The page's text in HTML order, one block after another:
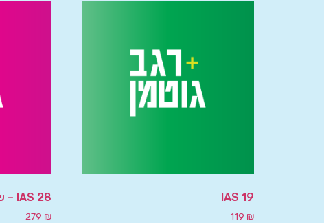
IAS 19
119 ₪
IAS 28 – שיטת השווי המאזני
279 ₪